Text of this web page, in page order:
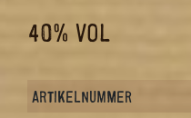
40% VOL
ARTIKELNUMMER